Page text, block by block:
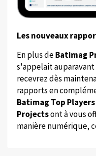
Les nouveaux
En plus deBatimag
s'appelait auparavant
recevrez dès
rapports en
Batimag Top Players
Projectsont à vous
manière numérique,